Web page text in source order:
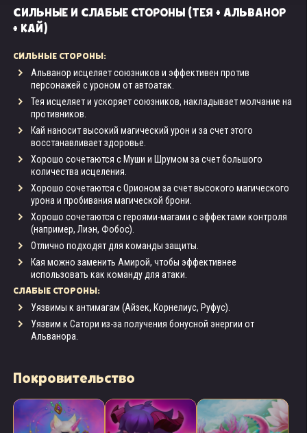
СИЛЬНЫЕ И СЛАБЫЕ СТОРОНЫ (ТЕЯ + АЛЬВАНОР
+ КАЙ)
СИЛЬНЫЕ СТОРОНЫ:
Альванор исцеляет союзников и эффективен против
персонажей с уроном от автоатак.
Тея исцеляет и ускоряет союзников, накладывает молчание на
противников.
Кай наносит высокий магический урон и за счет этого
восстанавливает здоровье.
Хорошо сочетаются с Муши и Шрумом за счет большого
количества исцеления.
Хорошо сочетаются с Орионом за счет высокого магического
урона и пробивания магической брони.
Хорошо сочетаются с героями-магами с эффектами контроля
(например, Лиэн, Фобос).
Отлично подходят для команды защиты.
Кая можно заменить Амирой, чтобы эффективнее
использовать как команду для атаки.
СЛАБЫЕ СТОРОНЫ:
Уязвимы к антимагам (Айзек, Корнелиус, Руфус).
Уязвим к Сатори из-за получения бонусной энергии от
Альванора.
Покровительство